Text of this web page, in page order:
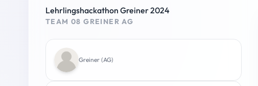
Lehrlingshackathon Greiner 2024
TEAM 08 GREINER AG
Greiner (AG)